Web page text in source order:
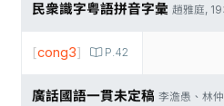
民衆識字粤語拼音字彙 趙雅庭,
P.42
[cong3]
廣話國語一貫未定稿 李澹愚、林